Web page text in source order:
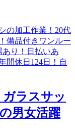
ラスサッ
男女活躍